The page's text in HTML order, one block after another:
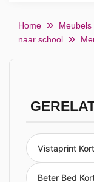
Home
naar school
Vistaprint
Beter Bed